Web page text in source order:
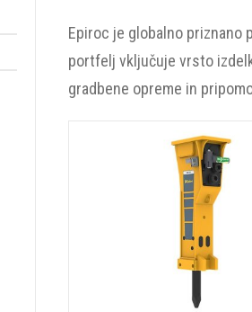
Epiroc je globalno priznano
portfelj vključuje vrsto
gradbene opreme in